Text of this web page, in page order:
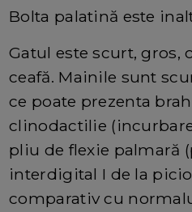
Bolta palatină este
Gatul este scurt, gros,
ceafă. Mainile sunt
ce poate prezenta
clinodactilie
pliu de flexie palmară
interdigital I de la
comparativ cu